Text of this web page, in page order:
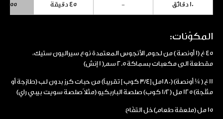
10 دقائق - 45 دقيقة 55 دقيقة
المكوّنات:
45 غ (1 أونصة ) من لحوم الأنجوس المعتمدة نوع سيراليون ستيك،
مقطعة الى مكعبات بسماكة 2.5 سم( 1 إنش)
11 غ ( ¼ أونصة) (180مل [3/4 كوب ] تقريباً) من حبات كرز بدون لب (طازجة أو
مثلّجة) 125 مل (1/2 كوب) صلصة الباربكيو (مثلا ًصلصة سويت بيبي راي)
15 مل (ملعقة طعام) خل التفّاح